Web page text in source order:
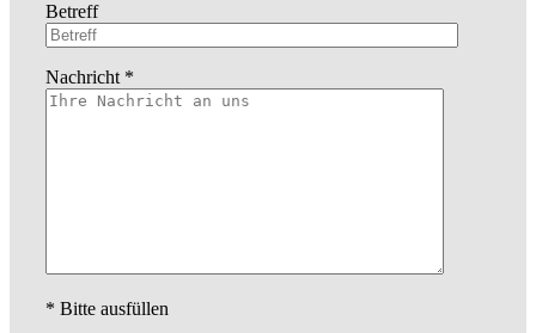
Betreff
Nachricht *
* Bitte ausfüllen